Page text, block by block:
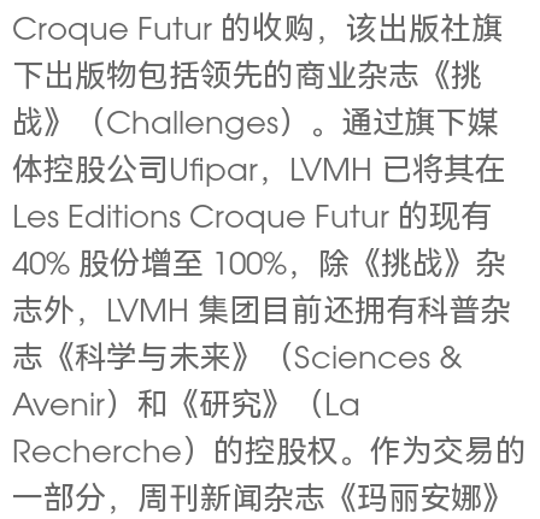
Croque Futur 的收购，该出版社旗
下出版物包括领先的商业杂志《挑
战》（Challenges）。 通过旗下媒
体控股公司Ufipar，LVMH 已将其在
Les Editions Croque Futur 的现有
40% 股份增至 100%，除《挑战》杂
志外，LVMH 集团目前还拥有科普杂
志《科学与未来》（Sciences &
Avenir）和《研究》（La
Recherche）的控股权。 作为交易的
一部分，周刊新闻杂志《玛丽安娜》